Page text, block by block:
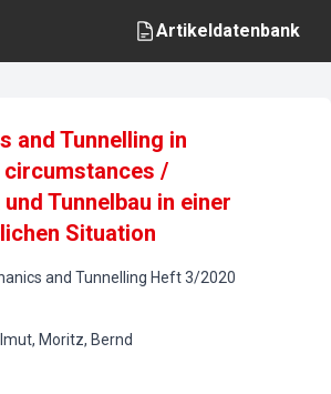
Artikeldatenbank
and Tunnelling in
/
Tunnelbau in einer
Situation
and Tunnelling Heft3/2020
Moritz, Bernd